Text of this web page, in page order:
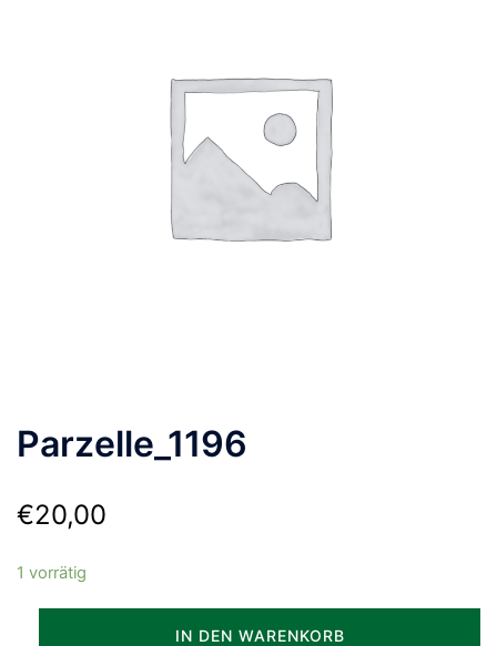
Parzelle_1196
€20,00
1 vorrätig
IN DEN WARENKORB